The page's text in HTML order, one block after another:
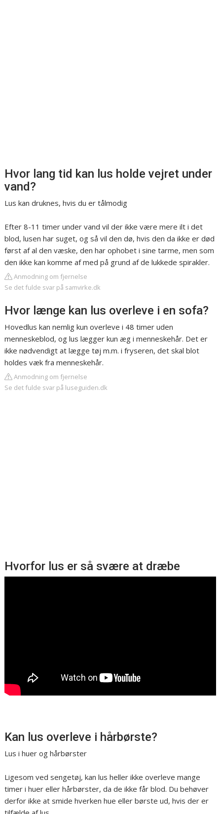
Hvor lang tid kan lus holde vejret under
vand?
Lus kan druknes, hvis du er tålmodig
Efter 8-11 timer under vand vil der ikke være mere ilt i det
blod, lusen har suget, og så vil den dø, hvis den da ikke er død
først af al den væske, den har ophobet i sine tarme, men som
den ikke kan komme af med på grund af de lukkede spirakler.
Anmodning om fjernelse
Se det fulde svar på samvirke.dk
Hvor længe kan lus overleve i en sofa?
Hovedlus kan nemlig kun overleve i 48 timer uden
menneskeblod, og lus lægger kun æg i menneskehår. Det er
ikke nødvendigt at lægge tøj m.m. i fryseren, det skal blot
holdes væk fra menneskehår.
Anmodning om fjernelse
Se det fulde svar på luseguiden.dk
Hvorfor lus er så svære at dræbe
Kan lus overleve i hårbørste?
Lus i huer og hårbørster
Ligesom ved sengetøj, kan lus heller ikke overleve mange
timer i huer eller hårbørster, da de ikke får blod. Du behøver
derfor ikke at smide hverken hue eller børste ud, hvis der er